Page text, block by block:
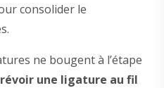
consolider le
ne bougent à l’étape
une ligature au fil